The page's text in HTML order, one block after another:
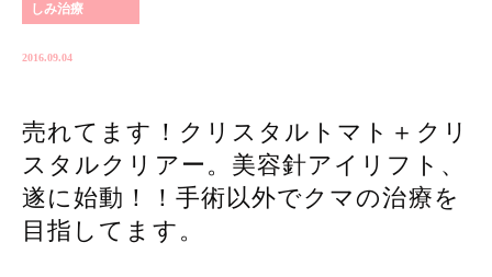
しみ治療
2016.09.04
売れてます！クリスタルトマト＋クリ
スタルクリアー。美容針アイリフト、
遂に始動！！手術以外でクマの治療を
目指してます。